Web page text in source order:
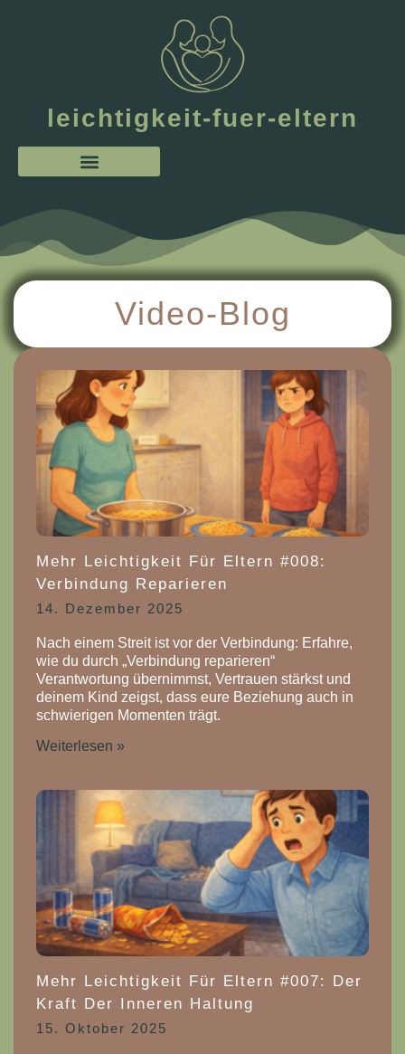
leichtigkeit-fuer-eltern
Video-Blog
Mehr Leichtigkeit Für Eltern #008:
Verbindung Reparieren
14. Dezember 2025
Nach einem Streit ist vor der Verbindung: Erfahre,
wie du durch „Verbindung reparieren“
Verantwortung übernimmst, Vertrauen stärkst und
deinem Kind zeigst, dass eure Beziehung auch in
schwierigen Momenten trägt.
Weiterlesen »
Mehr Leichtigkeit Für Eltern #007: Der
Kraft Der Inneren Haltung
15. Oktober 2025